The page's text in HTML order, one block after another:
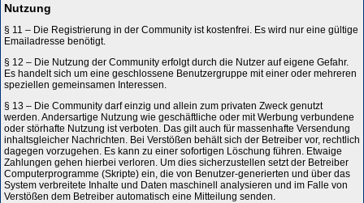
Nutzung
§ 11 – Die Registrierung in der Community ist kostenfrei. Es wird nur eine gültige
Emailadresse benötigt.
§ 12 – Die Nutzung der Community erfolgt durch die Nutzer auf eigene Gefahr.
Es handelt sich um eine geschlossene Benutzergruppe mit einer oder mehreren
speziellen gemeinsamen Interessen.
§ 13 – Die Community darf einzig und allein zum privaten Zweck genutzt
werden. Andersartige Nutzung wie geschäftliche oder mit Werbung verbundene
oder störhafte Nutzung ist verboten. Das gilt auch für massenhafte Versendung
inhaltsgleicher Nachrichten. Bei Verstößen behält sich der Betreiber vor, rechtlich
dagegen vorzugehen. Es kann zu einer sofortigen Löschung führen. Etwaige
Zahlungen gehen hierbei verloren. Um dies sicherzustellen setzt der Betreiber
Computerprogramme (Skripte) ein, die von Benutzer-generierten und über das
System verbreitete Inhalte und Daten maschinell analysieren und im Falle von
Verstößen dem Betreiber automatisch eine Mitteilung senden.